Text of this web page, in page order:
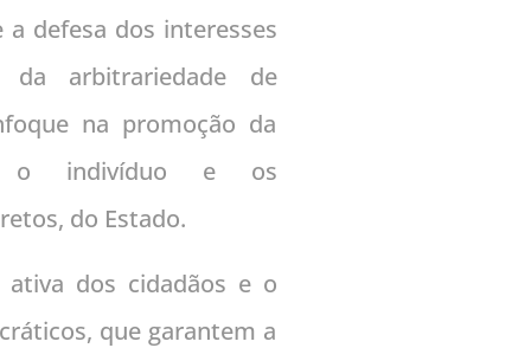
a defesa dos interesses
arbitrariedade de
na promoção da
o indivíduo e os
do Estado.
ativa dos cidadãos e o
que garantem a